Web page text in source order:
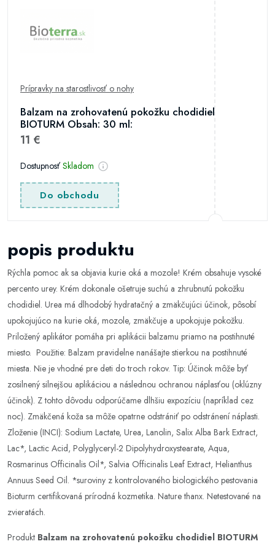
Prípravky na starostlivosť o nohy
Balzam na zrohovatenú pokožku chodidiel
BIOTURM Obsah: 30 ml:
11 €
Dostupnosť Skladom
Do obchodu
popis produktu
Rýchla pomoc ak sa objavia kurie oká a mozole! Krém obsahuje vysoké
percento urey. Krém dokonale ošetruje suchú a zhrubnutú pokožku
chodidiel. Urea má dlhodobý hydratačný a zmäkčujúci účinok, pôsobí
upokojujúco na kurie oká, mozole, zmäkčuje a upokojuje pokožku.
Priložený aplikátor pomáha pri aplikácii balzamu priamo na postihnuté
miesto. Použitie: Balzam pravidelne nanášajte stierkou na postihnuté
miesta. Nie je vhodné pre deti do troch rokov. Tip: Účinok môže byť
zosilnený silnejšou aplikáciou a následnou ochranou náplasťou (oklúzny
účinok). Z tohto dôvodu odporúčame dlhšiu expozíciu (napríklad cez
noc). Zmäkčená koža sa môže opatrne odstrániť po odstránení náplasti.
Zloženie (INCI): Sodium Lactate, Urea, Lanolin, Salix Alba Bark Extract,
Lac*, Lactic Acid, Polyglyceryl-2 Dipolyhydroxystearate, Aqua,
Rosmarinus Officinalis Oil*, Salvia Officinalis Leaf Extract, Helianthus
Annuus Seed Oil. *suroviny z kontrolovaného biologického pestovania
Bioturm certifikovaná prírodná kozmetika. Nature thanx. Netestované na
zvieratách.
Produkt Balzam na zrohovatenú pokožku chodidiel BIOTURM